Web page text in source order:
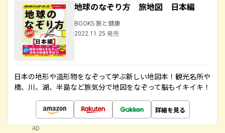
地球のなぞり方 旅地図 日本編
BOOKS 旅と健康
2022.11.25 発売
日本の地形や造形物をなぞって学ぶ新しい地図本！観光名所や
橋、川、湖、半島など旅気分で地図をなぞって脳もイキイキ！
詳細を見る
AD